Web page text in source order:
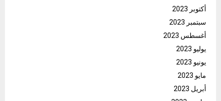
أكتوبر 2023
سبتمبر 2023
أغسطس 2023
يوليو 2023
يونيو 2023
مايو 2023
أبريل 2023